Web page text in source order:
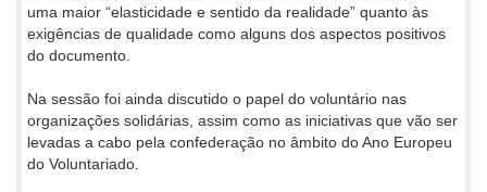
uma maior “elasticidade e sentido da realidade” quanto às
exigências de qualidade como alguns dos aspectos positivos
do documento.
Na sessão foi ainda discutido o papel do voluntário nas
organizações solidárias, assim como as iniciativas que vão ser
levadas a cabo pela confederação no âmbito do Ano Europeu
do Voluntariado.